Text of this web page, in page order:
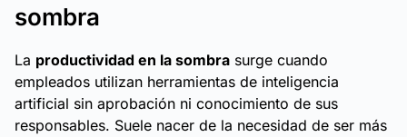
sombra
La productividad en la sombra surge cuando
empleados utilizan herramientas de inteligencia
artificial sin aprobación ni conocimiento de sus
responsables. Suele nacer de la necesidad de ser más